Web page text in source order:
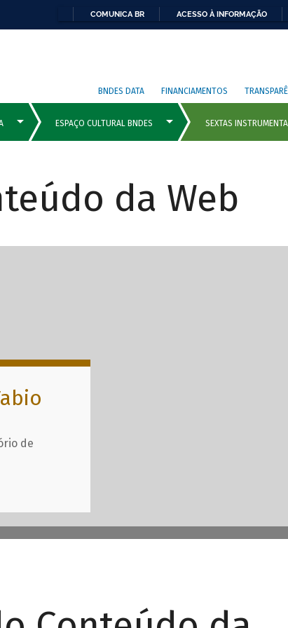
COMUNICA BR ACESSO À INFORMAÇÃO
BNDES DATA FINANCIAMENTOS
da Web
com
de